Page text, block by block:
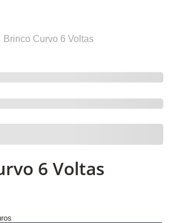
Brinco Curvo 6 Voltas
6 Voltas